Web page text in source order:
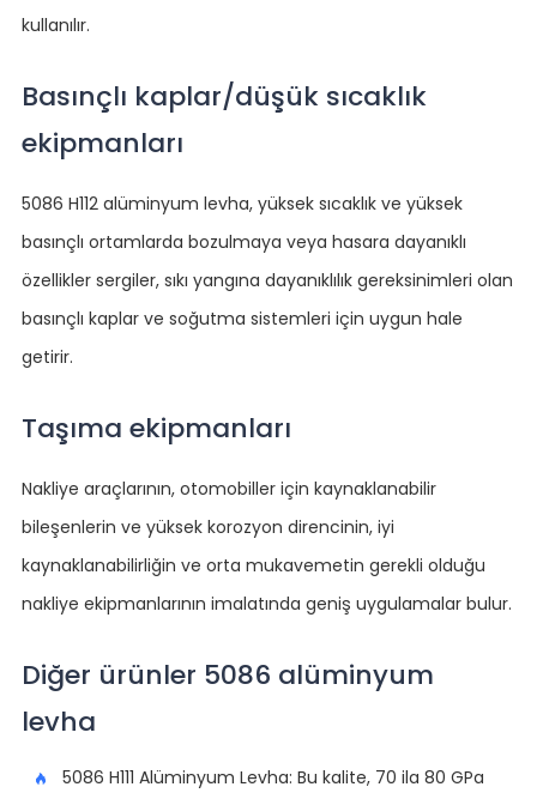
kullanılır.
Basınçlı kaplar/düşük sıcaklık
ekipmanları
5086 H112 alüminyum levha, yüksek sıcaklık ve yüksek
basınçlı ortamlarda bozulmaya veya hasara dayanıklı
özellikler sergiler, sıkı yangına dayanıklılık gereksinimleri olan
basınçlı kaplar ve soğutma sistemleri için uygun hale
getirir.
Taşıma ekipmanları
Nakliye araçlarının, otomobiller için kaynaklanabilir
bileşenlerin ve yüksek korozyon direncinin, iyi
kaynaklanabilirliğin ve orta mukavemetin gerekli olduğu
nakliye ekipmanlarının imalatında geniş uygulamalar bulur.
Diğer ürünler 5086 alüminyum
levha
5086 H111 Alüminyum Levha: Bu kalite, 70 ila 80 GPa